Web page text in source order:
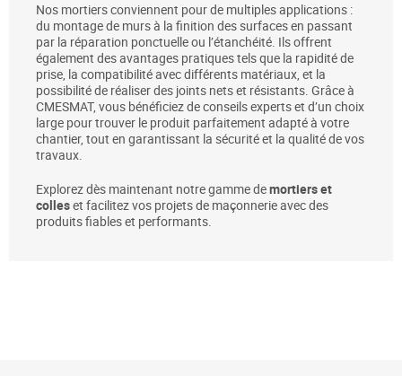
Nos mortiers conviennent pour de multiples applications :
du montage de murs à la finition des surfaces en passant
par la réparation ponctuelle ou l’étanchéité. Ils offrent
également des avantages pratiques tels que la rapidité de
prise, la compatibilité avec différents matériaux, et la
possibilité de réaliser des joints nets et résistants. Grâce à
CMESMAT, vous bénéficiez de conseils experts et d’un choix
large pour trouver le produit parfaitement adapté à votre
chantier, tout en garantissant la sécurité et la qualité de vos
travaux.
Explorez dès maintenant notre gamme demortiers et
colleset facilitez vos projets de maçonnerie avec des
produits fiables et performants.